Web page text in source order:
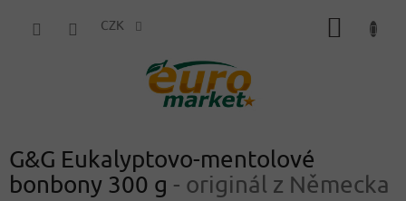
CZK
G&G Eukalyptovo-mentolové
bonbony 300 g - originál z Německa